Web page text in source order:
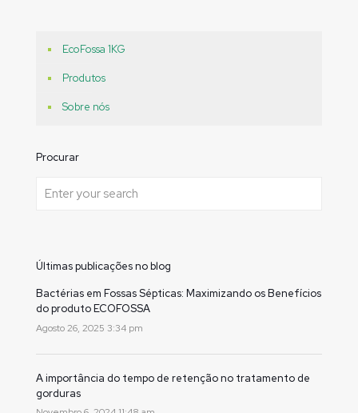
EcoFossa 1KG
Produtos
Sobre nós
Procurar
Últimas publicações no blog
Bactérias em Fossas Sépticas: Maximizando os Benefícios
do produto ECOFOSSA
Agosto 26, 2025 3:34 pm
A importância do tempo de retenção no tratamento de
gorduras